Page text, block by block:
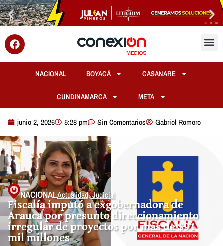
NACIONAL BOYACÁ CASANARE
CUNDINAMARCA META
junio 2, 2026 5:28 pm Sin Comentarios Gabriel Romero
NACIONALActualidad,Judicial
Fiscalía imputó a exgobernadora de
Arauca por presunto direccionamiento
irregular de proyectos por más de $91
mil millones